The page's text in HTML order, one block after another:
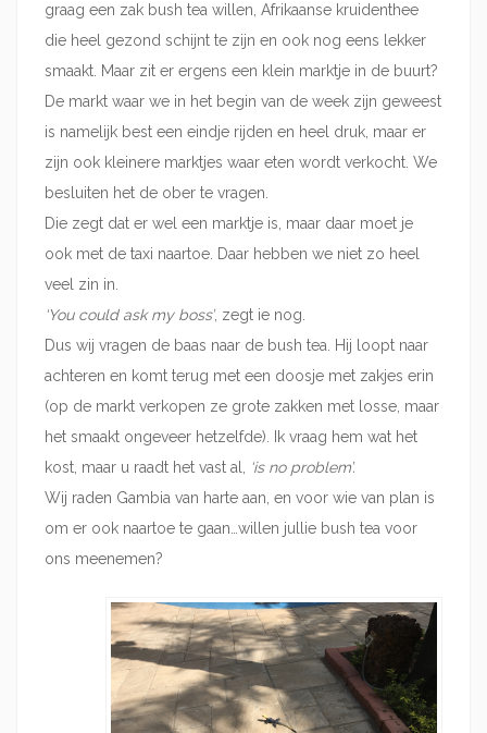
graag een zak bush tea willen, Afrikaanse kruidenthee
die heel gezond schijnt te zijn en ook nog eens lekker
smaakt. Maar zit er ergens een klein marktje in de buurt?
De markt waar we in het begin van de week zijn geweest
is namelijk best een eindje rijden en heel druk, maar er
zijn ook kleinere marktjes waar eten wordt verkocht. We
besluiten het de ober te vragen.
Die zegt dat er wel een marktje is, maar daar moet je
ook met de taxi naartoe. Daar hebben we niet zo heel
veel zin in.
‘You could ask my boss’, zegt ie nog.
Dus wij vragen de baas naar de bush tea. Hij loopt naar
achteren en komt terug met een doosje met zakjes erin
(op de markt verkopen ze grote zakken met losse, maar
het smaakt ongeveer hetzelfde). Ik vraag hem wat het
kost, maar u raadt het vast al,
‘is no problem’.
Wij raden Gambia van harte aan, en voor wie van plan is
om er ook naartoe te gaan…willen jullie bush tea voor
ons meenemen?